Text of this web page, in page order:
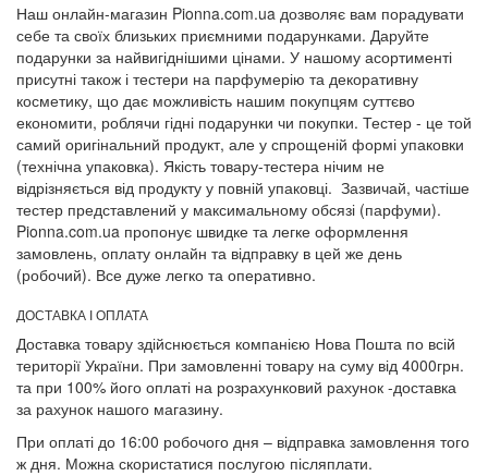
Наш онлайн-магазин Pionna.com.ua дозволяє вам порадувати
себе та своїх близьких приємними подарунками. Даруйте
подарунки за найвигіднішими цінами. У нашому асортименті
присутні також і тестери на парфумерію та декоративну
косметику, що дає можливість нашим покупцям суттєво
економити, роблячи гідні подарунки чи покупки. Тестер - це той
самий оригінальний продукт, але у спрощеній формі упаковки
(технічна упаковка). Якість товару-тестера нічим не
відрізняється від продукту у повній упаковці. Зазвичай, частіше
тестер представлений у максимальному обсязі (парфуми).
Pionna.com.ua пропонує швидке та легке оформлення
замовлень, оплату онлайн та відправку в цей же день
(робочий). Все дуже легко та оперативно.
ДОСТАВКА І ОПЛАТА
Доставка товару здійснюється компанією Нова Пошта по всій
території України. При замовленні товару на суму від 4000грн.
та при 100% його оплаті на розрахунковий рахунок -доставка
за рахунок нашого магазину.
При оплаті до 16:00 робочого дня – відправка замовлення того
ж дня. Можна скористатися послугою післяплати.